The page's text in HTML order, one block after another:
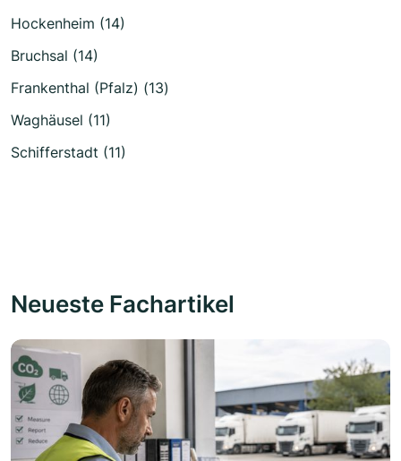
Hockenheim (14)
Bruchsal (14)
Frankenthal (Pfalz) (13)
Waghäusel (11)
Schifferstadt (11)
Neueste Fachartikel